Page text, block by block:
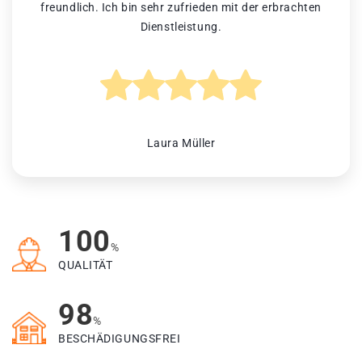
freundlich. Ich bin sehr zufrieden mit der erbrachten
Dienstleistung.
Laura Müller
100%
QUALITÄT
98%
BESCHÄDIGUNGSFREI